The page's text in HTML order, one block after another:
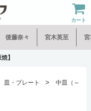
カート
後藤奈々 宮木英至 宮
】
皿・プレート >
中皿（～